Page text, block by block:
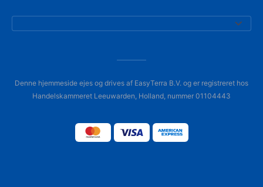
Denne hjemmeside ejes og drives af EasyTerra B.V. og er registreret hos
Handelskammeret Leeuwarden, Holland, nummer 01104443